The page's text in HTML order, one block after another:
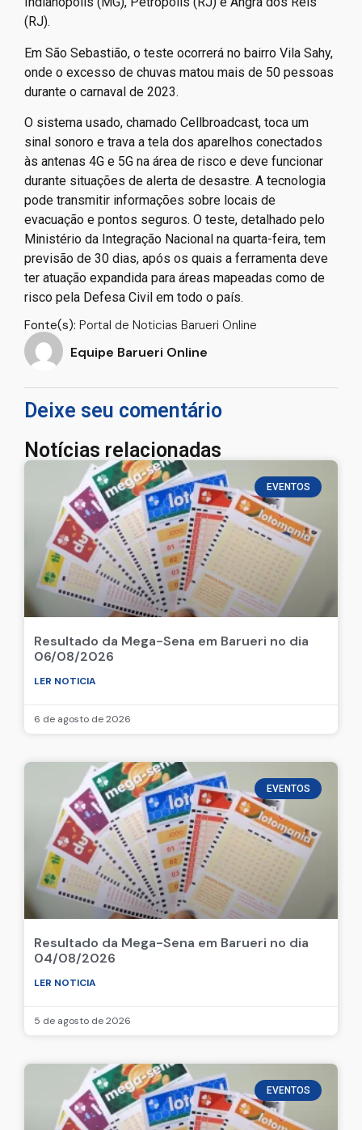
(RJ).
Em São Sebastião, o teste ocorrerá no bairro Vila Sahy,
onde o excesso de chuvas matou mais de 50 pessoas
durante o carnaval de 2023.
O sistema usado, chamado Cellbroadcast, toca um
sinal sonoro e trava a tela dos aparelhos conectados
às antenas 4G e 5G na área de risco e deve funcionar
durante situações de alerta de desastre. A tecnologia
pode transmitir informações sobre locais de
evacuação e pontos seguros. O teste, detalhado pelo
Ministério da Integração Nacional na quarta-feira, tem
previsão de 30 dias, após os quais a ferramenta deve
ter atuação expandida para áreas mapeadas como de
risco pela Defesa Civil em todo o país.
Fonte(s): Portal de Noticias Barueri Online
Equipe Barueri Online
Deixe seu comentário
Notícias relacionadas
EVENTOS
Resultado da Mega-Sena em Barueri no dia
06/08/2026
LER NOTICIA
6 de agosto de 2026
EVENTOS
Resultado da Mega-Sena em Barueri no dia
04/08/2026
LER NOTICIA
5 de agosto de 2026
EVENTOS